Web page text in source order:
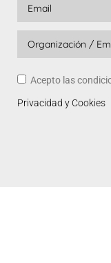
Acepto las
Privacidad y Cookies